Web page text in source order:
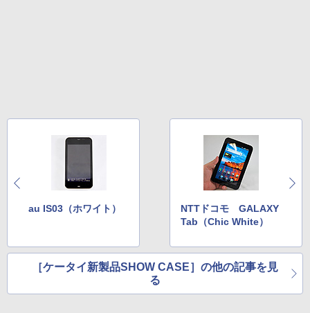
au IS03（ホワイト）
NTTドコモ GALAXY
Tab（Chic White）
［ケータイ新製品SHOW CASE］の他の記事を見
る